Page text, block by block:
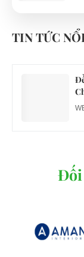
TIN TỨC
Đối